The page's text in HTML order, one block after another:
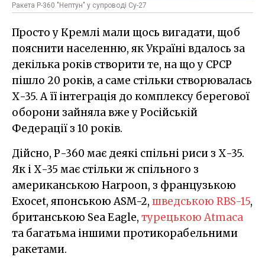
Ракета Р-360 "Нептун" у супроводі Су-27
Просто у Кремлі мали щось вигадати, щоб
пояснити населенню, як Україні вдалось за
декілька років створити те, на що у СРСР
пішло 20 років, а саме стільки створювалась
Х-35. А її інтеграція до комплексу берегової
оборони зайняла вже у Російській
Федерації з 10 років.
Дійсно, Р-360 має деякі спільні риси з Х-35.
Як і Х-35 має стільки ж спільного з
американською Harpoon, з французькою
Exocet, японською ASM-2, шведською RBS-15,
британською Sea Eagle, турецькою Atmaca
та багатьма іншими протикорабельними
ракетами.